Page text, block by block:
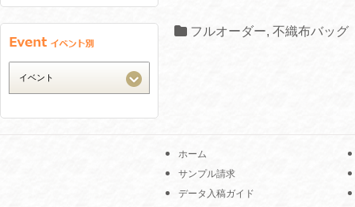
フルオーダー, 不織布バッグ
ホーム
サンプル請求
データ入稿ガイド